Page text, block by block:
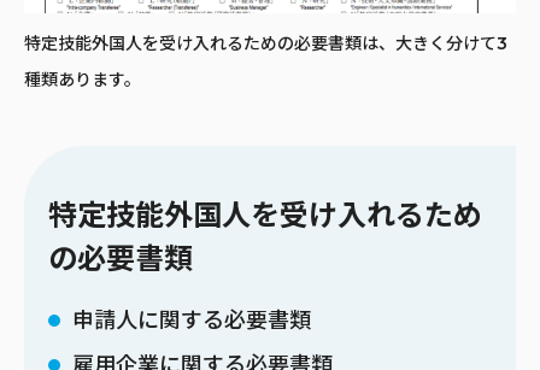
特定技能外国人を受け入れるための必要書類は、大きく分けて3
種類あります。
特定技能外国人を受け入れるため
の必要書類
申請人に関する必要書類